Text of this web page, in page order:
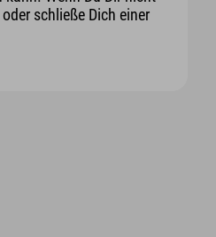
schließe Dich einer